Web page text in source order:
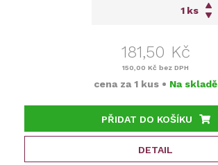
ks
181,50 Kč
150,00 Kč bez DPH
cena za 1 kus • Na skladě
PŘIDAT DO KOŠÍKU
DETAIL